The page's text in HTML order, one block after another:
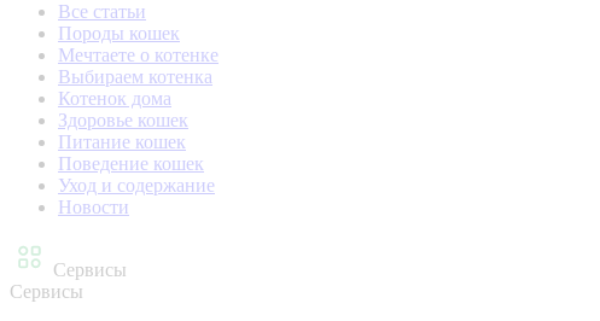
Все статьи
Породы кошек
Мечтаете о котенке
Выбираем котенка
Котенок дома
Здоровье кошек
Питание кошек
Поведение кошек
Уход и содержание
Новости
Сервисы
Сервисы